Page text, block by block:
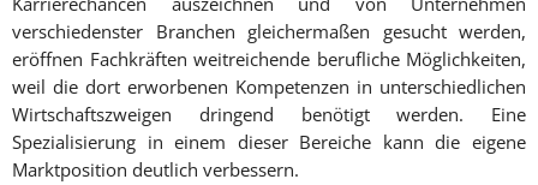
verschiedenster Branchen gleichermaßen gesucht werden,
eröffnen Fachkräften weitreichende berufliche Möglichkeiten,
weil die dort erworbenen Kompetenzen in unterschiedlichen
Wirtschaftszweigen dringend benötigt werden. Eine
Spezialisierung in einem dieser Bereiche kann die eigene
Marktposition deutlich verbessern.